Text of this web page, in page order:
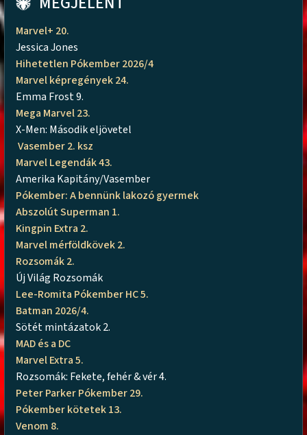
Marvel+ 20.
Jessica Jones
Hihetetlen Pókember 2026/4
Marvel képregények 24.
Emma Frost 9.
Mega Marvel 23.
X-Men: Második eljövetel
Vasember 2. ksz
Marvel Legendák 43.
Amerika Kapitány/Vasember
Pókember: A bennünk lakozó gyermek
Abszolút Superman 1.
Kingpin Extra 2.
Marvel mérföldkövek 2.
Rozsomák 2.
Új Világ Rozsomák
Lee-Romita Pókember HC 5.
Batman 2026/4.
Sötét mintázatok 2.
MAD és a DC
Marvel Extra 5.
Rozsomák: Fekete, fehér & vér 4.
Peter Parker Pókember 29.
Pókember kötetek 13.
Venom 8.